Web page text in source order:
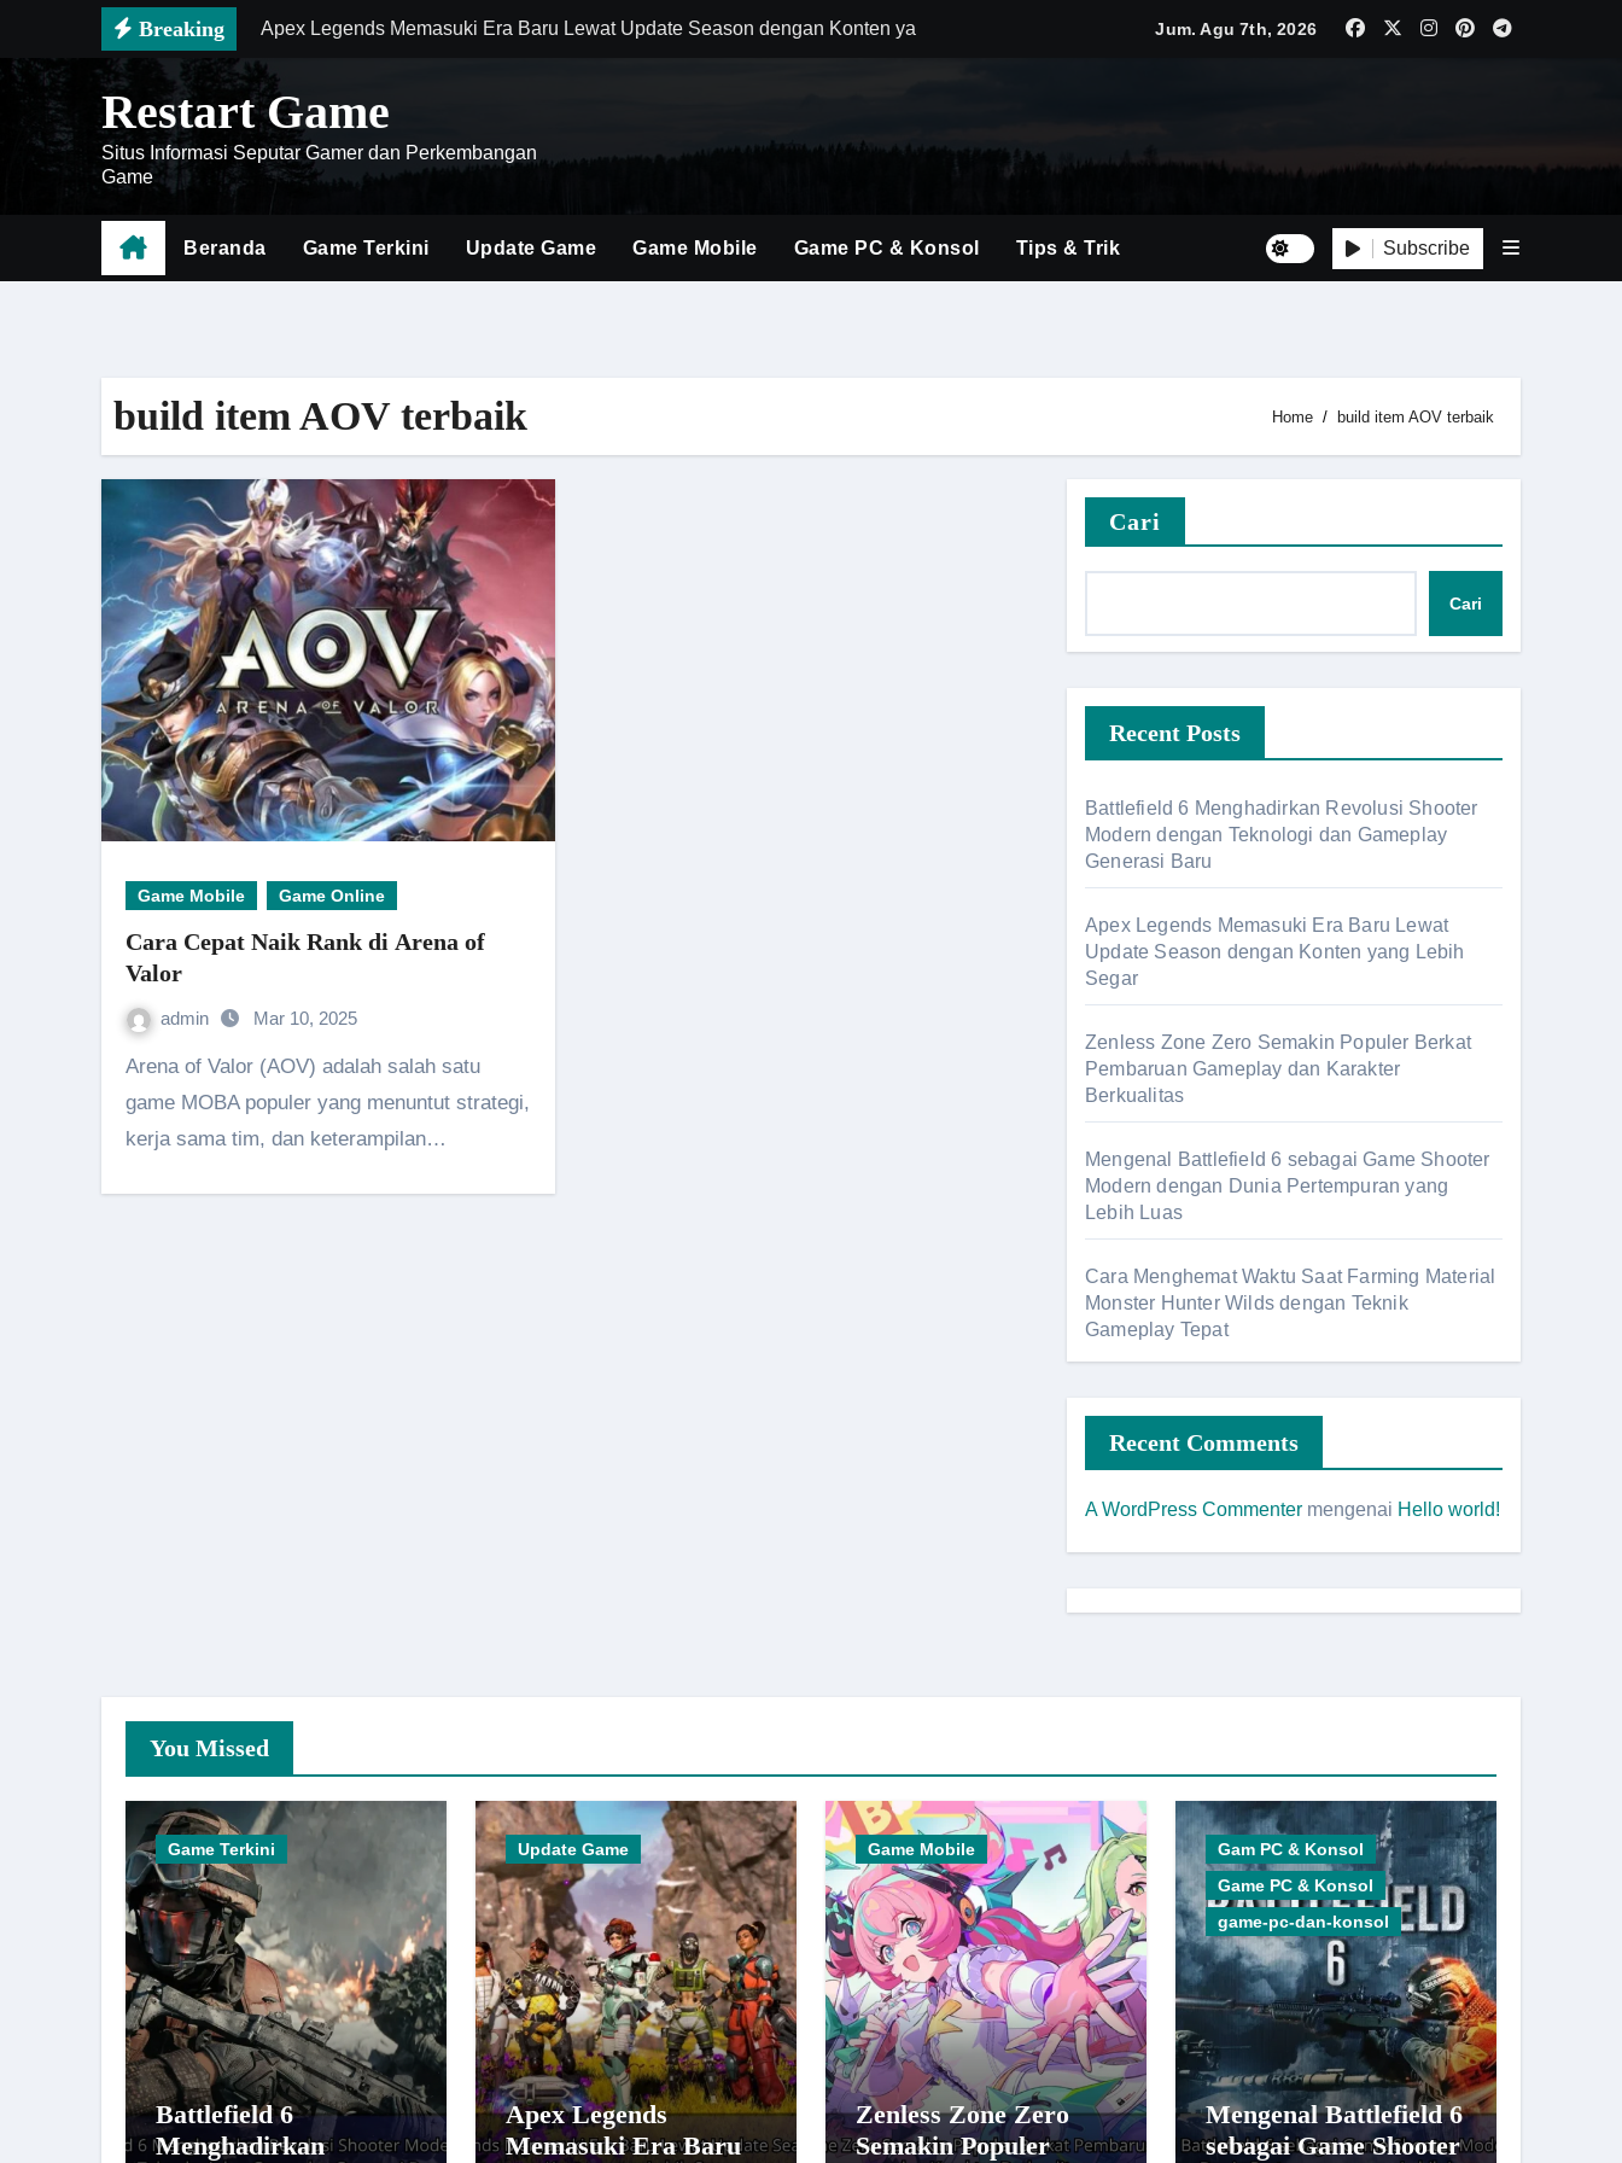
content
Breaking Apex Legends Memasuki Era Baru Lewat Update Season dengan Konten yang Lebih Segar
Zenless Zone Zero Semakin Populer Berkat Pembaruan Gameplay dan Karakter Berkualitas
Mengenal Battlefield 6 sebagai Game Shooter Modern dengan Dunia Pertempuran yang Lebih Luas
Cara Menghemat Waktu Saat Farming Material Monster Hunter Wilds dengan Teknik Gameplay Tepat
Cara Menguasai Meta Honor of Kings Terbaru untuk Mendominasi Setiap Pertandingan
Jum. Agu 7th, 2026
Restart Game
Situs Informasi Seputar Gamer dan Perkembangan
Game
Beranda Game Terkini Update Game Game Mobile Game PC & Konsol Tips & Trik Subscribe
build item AOV terbaik Home build item AOV terbaik
Game Mobile Game Online
Cara Cepat Naik Rank di Arena of
Valor
admin Mar 10, 2025
Arena of Valor (AOV) adalah salah satu
game MOBA populer yang menuntut strategi,
kerja sama tim, dan keterampilan…
Cari
Cari
Recent Posts
Battlefield 6 Menghadirkan Revolusi Shooter
Modern dengan Teknologi dan Gameplay
Generasi Baru
Apex Legends Memasuki Era Baru Lewat
Update Season dengan Konten yang Lebih
Segar
Zenless Zone Zero Semakin Populer Berkat
Pembaruan Gameplay dan Karakter
Berkualitas
Mengenal Battlefield 6 sebagai Game Shooter
Modern dengan Dunia Pertempuran yang
Lebih Luas
Cara Menghemat Waktu Saat Farming Material
Monster Hunter Wilds dengan Teknik
Gameplay Tepat
Recent Comments
A WordPress Commenter mengenai Hello world!
You Missed
Game Terkini
Battlefield 6
Menghadirkan
Update Game
Apex Legends
Memasuki Era Baru
Game Mobile
Zenless Zone Zero
Semakin Populer
Gam PC & Konsol
Game PC & Konsol
game-pc-dan-konsol
Mengenal Battlefield 6
sebagai Game Shooter